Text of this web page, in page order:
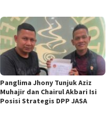
Panglima Jhony Tunjuk Aziz
Muhajir dan Chairul Akbari Isi
Posisi Strategis DPP JASA